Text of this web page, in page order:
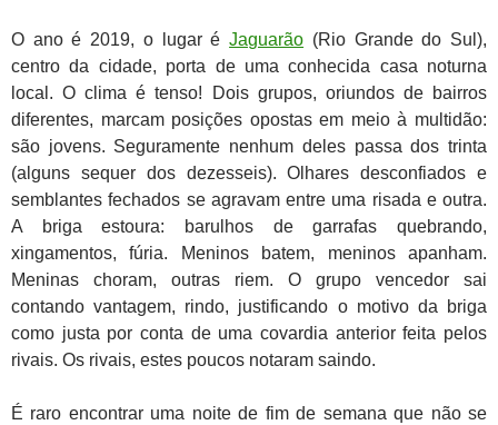
O ano é 2019, o lugar éJaguarão (Rio Grande do Sul),
centro da cidade, porta de uma conhecida casa noturna
local. O clima é tenso! Dois grupos, oriundos de bairros
diferentes, marcam posições opostas em meio à multidão:
são jovens. Seguramente nenhum deles passa dos trinta
(alguns sequer dos dezesseis). Olhares desconfiados e
semblantes fechados se agravam entre uma risada e outra.
A briga estoura: barulhos de garrafas quebrando,
xingamentos, fúria. Meninos batem, meninos apanham.
Meninas choram, outras riem. O grupo vencedor sai
contando vantagem, rindo, justificando o motivo da briga
como justa por conta de uma covardia anterior feita pelos
rivais. Os rivais, estes poucos notaram saindo.
É raro encontrar uma noite de fim de semana que não se